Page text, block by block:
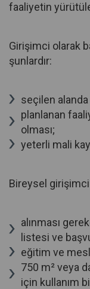
faaliyetin
Girişimci olarak
şunlardır:
seçilen
planlanan
olması;
yeterli mali
Bireysel girişimci
alınması
listesi ve
eğitim ve
750 m² veya
için kullanım